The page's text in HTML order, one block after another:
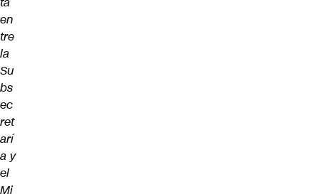
en
tre
la
Su
bs
ec
ret
arí
a y
el
Mi